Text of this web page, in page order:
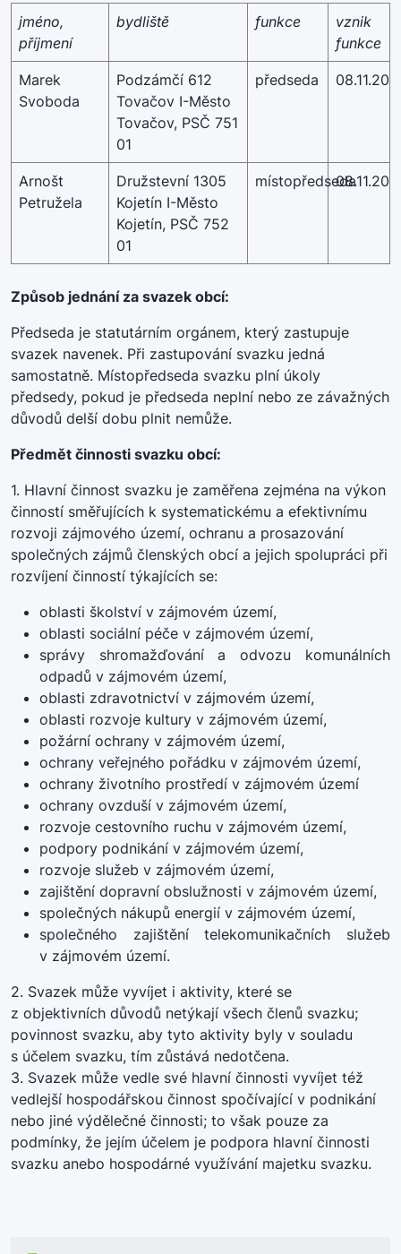
jméno,
příjmení
bydliště funkce
vznik
funkce
Marek
Svoboda
Podzámčí 612
Tovačov I-Město
Tovačov, PSČ 751
01
předseda
Arnošt
Petružela
Družstevní 1305
Kojetín I-Město
Kojetín, PSČ 752
01
místopředseda
Způsob jednání za svazek obcí:
Předseda je statutárním orgánem, který zastupuje
svazek navenek. Při zastupování svazku jedná
samostatně. Místopředseda svazku plní úkoly
předsedy, pokud je předseda neplní nebo ze závažných
důvodů delší dobu plnit nemůže.
Předmět činnosti svazku obcí:
1. Hlavní činnost svazku je zaměřena zejména na výkon
činností směřujících k systematickému a efektivnímu
rozvoji zájmového území, ochranu a prosazování
společných zájmů členských obcí a jejich spolupráci při
rozvíjení činností týkajících se:
oblasti školství v zájmovém území,
oblasti sociální péče v zájmovém území,
správy shromažďování a odvozu komunálních
odpadů v zájmovém území,
oblasti zdravotnictví v zájmovém území,
oblasti rozvoje kultury v zájmovém území,
požární ochrany v zájmovém území,
ochrany veřejného pořádku v zájmovém území,
ochrany životního prostředí v zájmovém území
ochrany ovzduší v zájmovém území,
rozvoje cestovního ruchu v zájmovém území,
podpory podnikání v zájmovém území,
rozvoje služeb v zájmovém území,
zajištění dopravní obslužnosti v zájmovém území,
společných nákupů energií v zájmovém území,
společného zajištění telekomunikačních služeb
v zájmovém území.
2. Svazek může vyvíjet i aktivity, které se
z objektivních důvodů netýkají všech členů svazku;
povinnost svazku, aby tyto aktivity byly v souladu
s účelem svazku, tím zůstává nedotčena.
3. Svazek může vedle své hlavní činnosti vyvíjet též
vedlejší hospodářskou činnost spočívající v podnikání
nebo jiné výdělečné činnosti; to však pouze za
podmínky, že jejím účelem je podpora hlavní činnosti
svazku anebo hospodárné využívání majetku svazku.